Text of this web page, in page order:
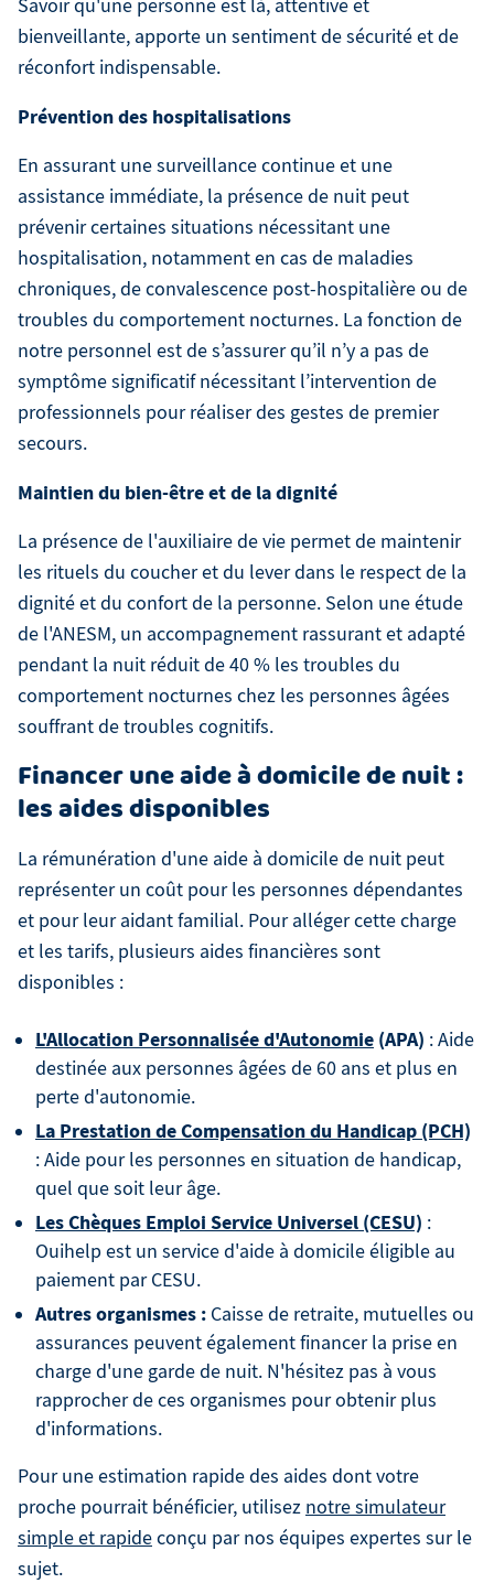
Savoir qu'une personne est là, attentive et
bienveillante, apporte un sentiment de sécurité et de
réconfort indispensable.
Prévention des hospitalisations
En assurant une surveillance continue et une
assistance immédiate, la présence de nuit peut
prévenir certaines situations nécessitant une
hospitalisation, notamment en cas de maladies
chroniques, de convalescence post-hospitalière ou de
troubles du comportement nocturnes. La fonction de
notre personnel est de s’assurer qu’il n’y a pas de
symptôme significatif nécessitant l’intervention de
professionnels pour réaliser des gestes de premier
secours.
Maintien du bien-être et de la dignité
La présence de l'auxiliaire de vie permet de maintenir
les rituels du coucher et du lever dans le respect de la
dignité et du confort de la personne. Selon une étude
de l'ANESM, un accompagnement rassurant et adapté
pendant la nuit réduit de 40 % les troubles du
comportement nocturnes chez les personnes âgées
souffrant de troubles cognitifs.
Financer une aide à domicile de nuit :
les aides disponibles
La rémunération d'une aide à domicile de nuit peut
représenter un coût pour les personnes dépendantes
et pour leur aidant familial. Pour alléger cette charge
et les tarifs, plusieurs aides financières sont
disponibles :
L'Allocation Personnalisée d'Autonomie (APA) : Aide
destinée aux personnes âgées de 60 ans et plus en
perte d'autonomie.
La Prestation de Compensation du Handicap (PCH)
: Aide pour les personnes en situation de handicap,
quel que soit leur âge.
Les Chèques Emploi Service Universel (CESU) :
Ouihelp est un service d'aide à domicile éligible au
paiement par CESU.
Autres organismes : Caisse de retraite, mutuelles ou
assurances peuvent également financer la prise en
charge d'une garde de nuit. N'hésitez pas à vous
rapprocher de ces organismes pour obtenir plus
d'informations.
Pour une estimation rapide des aides dont votre
proche pourrait bénéficier, utilisez notre simulateur
simple et rapideconçu par nos équipes expertes sur le
sujet.